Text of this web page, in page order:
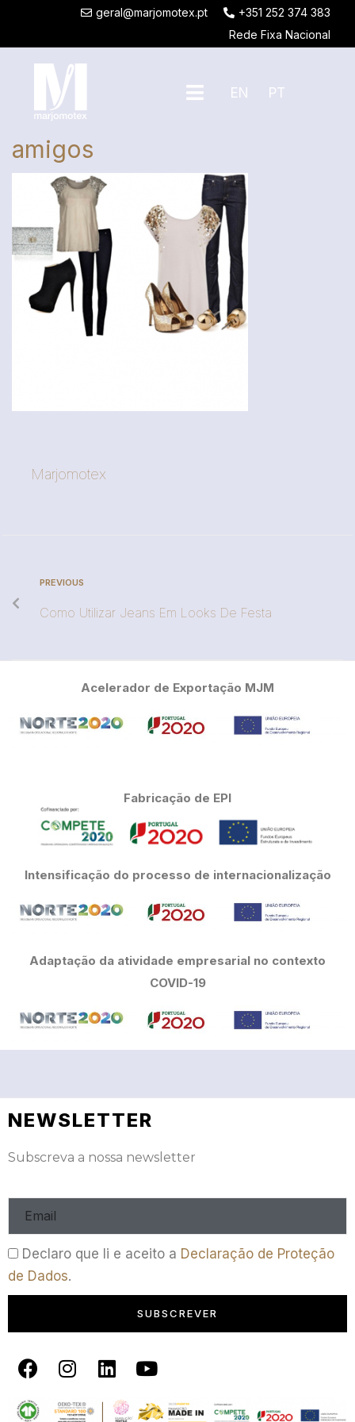
geral@marjomotex.pt
+351 252 374 383
Rede Fixa Nacional
EN PT
amigos
Marjomotex
PREVIOUS
Como Utilizar Jeans Em Looks De Festa
Acelerador de Exportação MJM
Fabricação de EPI
Intensificação do processo de internacionalização
Adaptação da atividade empresarial no contexto
COVID-19
NEWSLETTER
Subscreva a nossa newsletter
Declaro que li e aceito a Declaração de Proteção
de Dados.
SUBSCREVER